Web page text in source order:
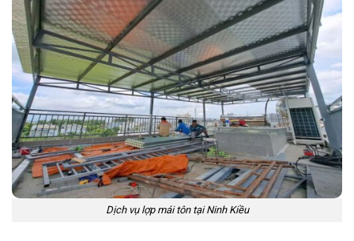
Dịch vụ lợp mái tôn tại Ninh Kiều